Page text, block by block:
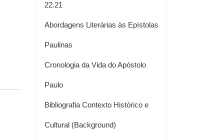
22.21
Abordagens Literárias às Epístolas
Paulinas
Cronologia da Vida do Apóstolo
Paulo
Bibliografia Contexto Histórico e
Cultural (Background)